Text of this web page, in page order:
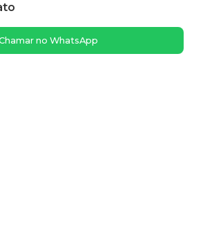
no WhatsApp